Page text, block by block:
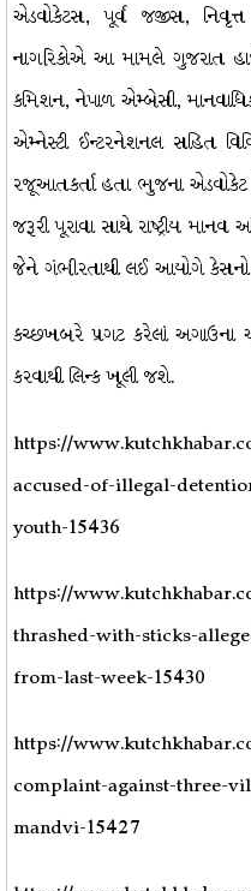
એડવોકેટસ, પૂર્વ જજીસ,
નાગરિકોએ આ મામલે ગુજરાત
કમિશન, નેપાળ એમ્બેસી,
એમ્નેસ્ટી ઈન્ટરનેશનલ સહિત
રજૂઆતકર્તા હતા ભુજના
જરૂરી પૂરાવા સાથે રાષ્ટ્રીય
જેને ગંભીરતાથી લઈ આયોગે કેસનો
કચ્છખબરે પ્રગટ કરેલાં
કરવાથી લિન્ક ખૂલી જશે.
https://
accused-of-illegal-
youth-15436
https://
thrashed-with-sticks-
from-last-week-15430
https://
complaint-against-three-
mandvi-15427